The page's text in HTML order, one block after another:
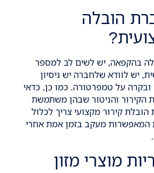
הובלה
בהקפאה, יש לשים לב למספר
יש לוודא שלחברה יש ניסיון
על טמפרטורה. כמו כן, כדאי
הקירור והניטור שבהן משתמשת
קירור מקצועי צריך לכלול
מעקב בזמן אמת אחרי
מוצרי מזון